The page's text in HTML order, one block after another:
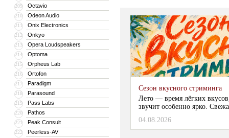
209 Octavio
210 Odeon Audio
211 Onix Electronics
212 Onkyo
213 Opera Loudspeakers
214 Optoma
215 Orpheus Lab
216 Ortofon
217 Paradigm
218 Parasound
219 Pass Labs
220 Pathos
221 Peak Consult
222 Peerless-AV
Сезон вкусного стриминга
Лето — время лёгких
звучит особенно ярко.
04.08.2026